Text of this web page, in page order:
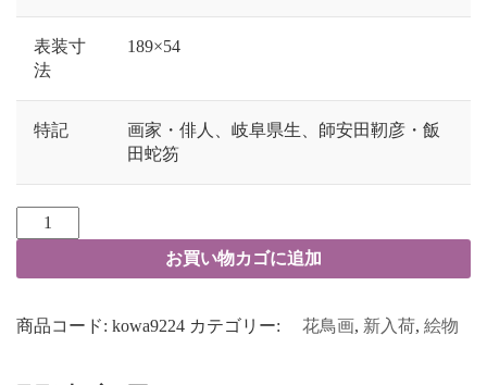
表装寸
法
189×54
特記
画家・俳人、岐阜県生、師安田靭彦・飯
田蛇笏
お買い物カゴに追加
商品コード: kowa9224 カテゴリー: 花鳥画, 新入荷, 絵物